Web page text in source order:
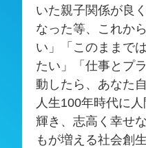
いた親子関係が良
なった等、これか
い」「このままで
たい」「仕事とプ
動したら、あなた
人生100年時代に
輝き、志高く幸せ
もが増える社会創